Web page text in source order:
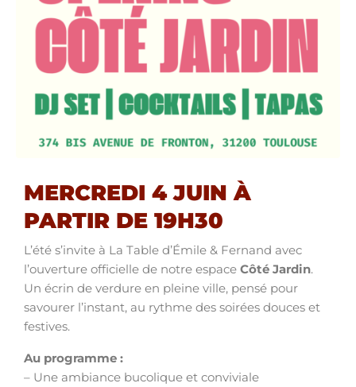
MERCREDI 4 JUIN À
PARTIR DE 19H30
L’été s’invite à La Table d’Émile & Fernand avec
l’ouverture officielle de notre espace Côté Jardin.
Un écrin de verdure en pleine ville, pensé pour
savourer l’instant, au rythme des soirées douces et
festives.
Au programme :
– Une ambiance bucolique et conviviale